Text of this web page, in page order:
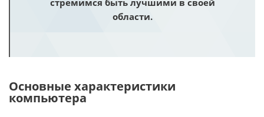
стремимся быть лучшими в своей
области.
Основные характеристики
компьютера